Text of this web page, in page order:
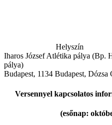
Helyszín
Iharos József Atlétika pálya (Bp.
pálya)
Budapest, 1134 Budapest, Dózsa
Versennyel kapcsolatos
(esőnap: